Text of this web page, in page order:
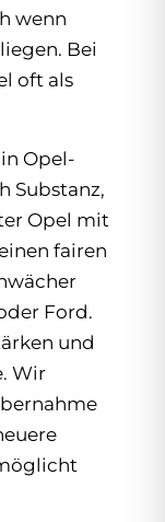
wenn
Bei
oft als
Opel-
Substanz,
Opel mit
fairen
Ford.
und
Wir